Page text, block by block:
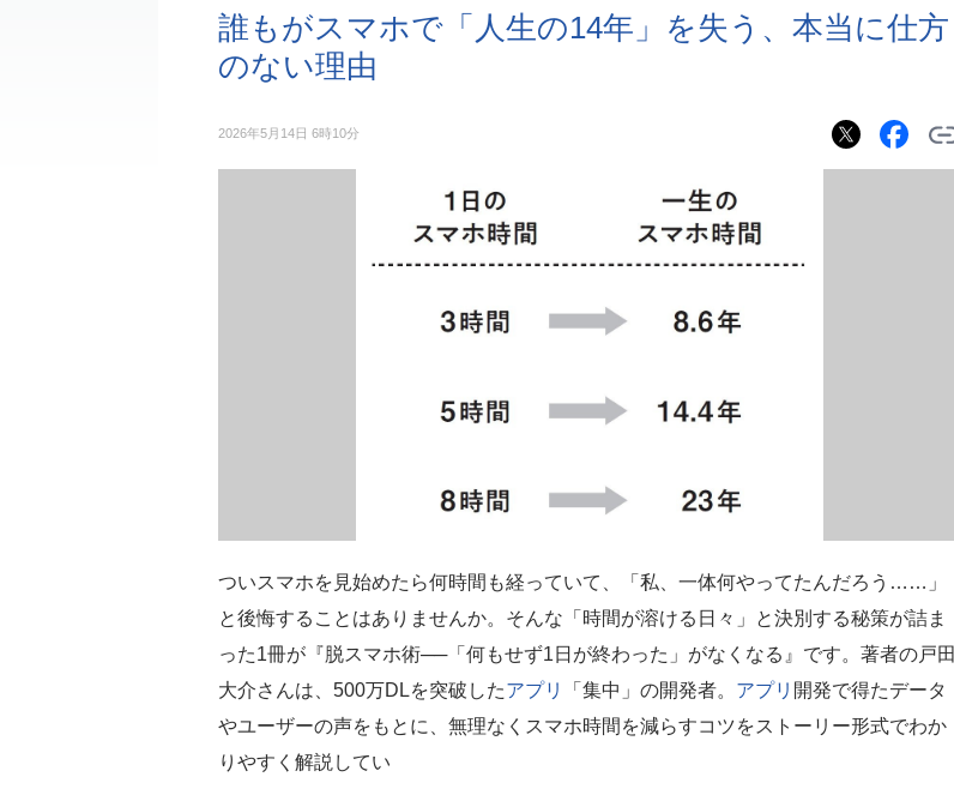
誰もがスマホで「人生の14年」を失う、本当に仕方
のない理由
2026年5月14日 6時10分
ついスマホを見始めたら何時間も経っていて、「私、一体何やってたんだろう……」
と後悔することはありませんか。そんな「時間が溶ける日々」と決別する秘策が詰ま
った1冊が『脱スマホ術──「何もせず1日が終わった」がなくなる』です。著者の戸田
大介さんは、500万DLを突破したアプリ 「集中」の開発者。 アプリ 開発で得たデータ
やユーザーの声をもとに、無理なくスマホ時間を減らすコツをストーリー形式でわか
りやすく解説してい